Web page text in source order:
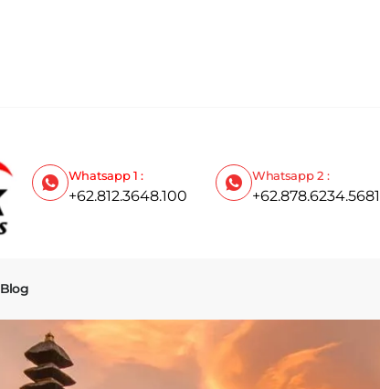
Whatsapp 1 :
+62.812.3648.100
Whatsapp 2 :
+62.878.6234.5681
Blog